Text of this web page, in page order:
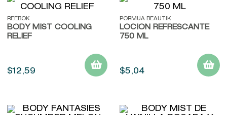
REEBOK
BODY MIST COOLING
RELIEF
$12,59
PORMUA BEAUTIK
LOCION REFRESCANTE
750 ML
$5,04